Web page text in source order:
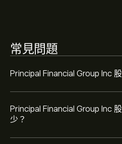
常見問題
Principal Financial Group Inc
Principal Financial Group Inc
少？